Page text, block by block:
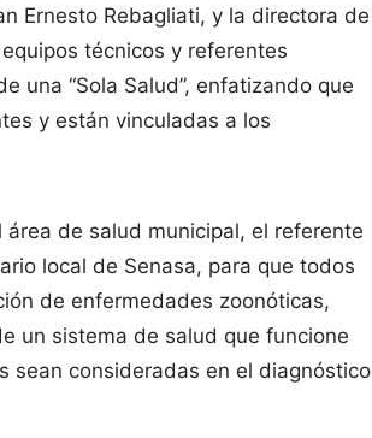
Ernesto Rebagliati, y la directora de
técnicos y referentes
una “Sola Salud”, enfatizando que
y están vinculadas a los
de salud municipal, el referente
local de Senasa, para que todos
de enfermedades zoonóticas,
un sistema de salud que funcione
sean consideradas en el diagnóstico